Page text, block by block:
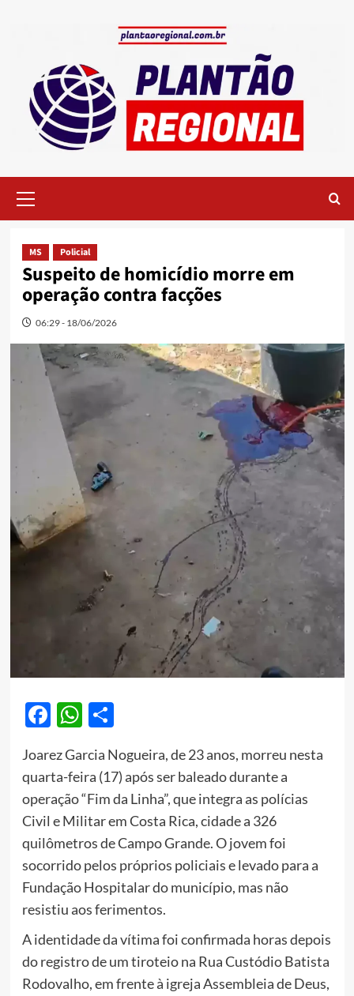
Menu
MS Policial
Suspeito de homicídio morre em
operação contra facções
06:29 - 18/06/2026
Facebook
WhatsApp
Share
Joarez Garcia Nogueira, de 23 anos, morreu nesta
quarta-feira (17) após ser baleado durante a
operação “Fim da Linha”, que integra as polícias
Civil e Militar em Costa Rica, cidade a 326
quilômetros de Campo Grande. O jovem foi
socorrido pelos próprios policiais e levado para a
Fundação Hospitalar do município, mas não
resistiu aos ferimentos.
A identidade da vítima foi confirmada horas depois
do registro de um tiroteio na Rua Custódio Batista
Rodovalho, em frente à igreja Assembleia de Deus,